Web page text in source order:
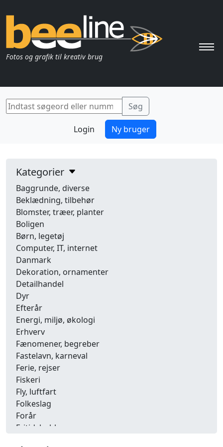
Fotos og grafik til kreativ brug
Login Ny bruger
Kategorier
Baggrunde, diverse
Beklædning, tilbehør
Blomster, træer, planter
Boligen
Børn, legetøj
Computer, IT, internet
Danmark
Dekoration, ornamenter
Detailhandel
Dyr
Efterår
Energi, miljø, økologi
Erhverv
Fænomener, begreber
Fastelavn, karneval
Ferie, rejser
Fiskeri
Fly, luftfart
Folkeslag
Forår
Fritid, hobby